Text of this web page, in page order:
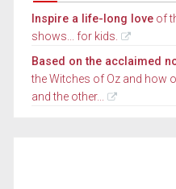
Inspire a life-long love of
shows... for kids.
Based on the acclaimed
the Witches of Oz and how
and the other...